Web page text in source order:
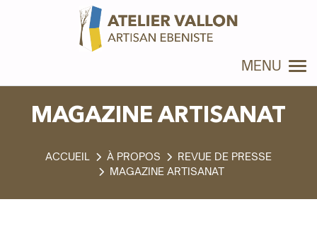
MENU
MAGAZINE ARTISANAT
À PROPOS
REVUE DE PRESSE
MAGAZINE ARTISANAT
Panneau de gestion des cookies